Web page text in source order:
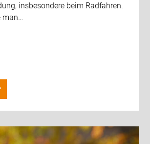
insbesondere beim Radfahren.
man…